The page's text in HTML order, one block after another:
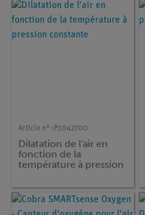
Article n° : P1042700
Dilatation de l'air en
fonction de la
température à pression